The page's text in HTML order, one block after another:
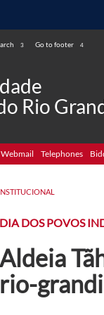
3 Go to footer 4
Rio
Webmail Telephones
DIA DOS POVOS
Aldeia
rio-